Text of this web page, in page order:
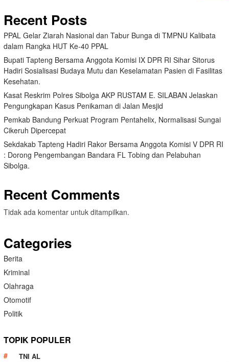
Recent Posts
PPAL Gelar Ziarah Nasional dan Tabur Bunga di TMPNU Kalibata
dalam Rangka HUT Ke-40 PPAL
Bupati Tapteng Bersama Anggota Komisi IX DPR RI Sihar Sitorus
Hadiri Sosialisasi Budaya Mutu dan Keselamatan Pasien di Fasilitas
Kesehatan.
Kasat Reskrim Polres Sibolga AKP RUSTAM E. SILABAN Jelaskan
Pengungkapan Kasus Penikaman di Jalan Mesjid
Pemkab Bandung Perkuat Program Pentahelix, Normalisasi Sungai
Cikeruh Dipercepat
Sekdakab Tapteng Hadiri Rakor Bersama Anggota Komisi V DPR RI
: Dorong Pengembangan Bandara FL Tobing dan Pelabuhan
Sibolga.
Recent Comments
Tidak ada komentar untuk ditampilkan.
Categories
Berita
Kriminal
Olahraga
Otomotif
Politik
TOPIK POPULER
TNI AL